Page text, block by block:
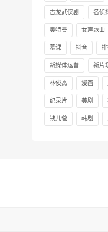
古龙武侠剧 名侦
奥特曼 女声歌曲
慕课 抖音
新媒体运营 新片
林俊杰 漫画
纪录片 美剧
钱儿爸 韩剧